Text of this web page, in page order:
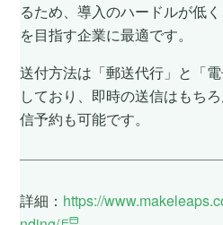
るため、導入のハードルが低
を目指す企業に最適です。
送付方法は「郵送代行」と「
しており、即時の送信はもち
信予約も可能です。
詳細： https://